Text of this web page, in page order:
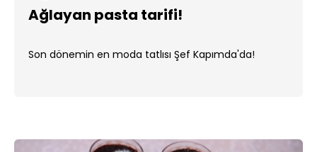
Ağlayan pasta tarifi!
Son dönemin en moda tatlısı Şef Kapımda'da!